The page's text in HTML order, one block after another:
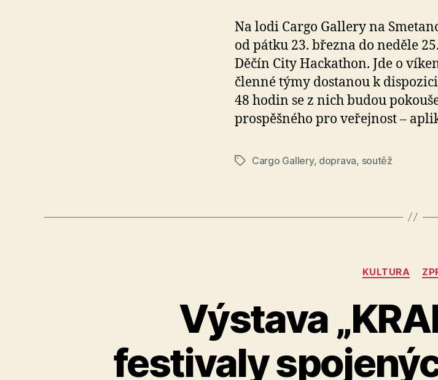
Na lodi Cargo Gallery na
od pátku 23. března do neděle
Děčín City Hackathon. Jde o
členné týmy dostanou k
48 hodin se z nich budou
prospěšného pro veřejnost –
ŠtítkyCargo Gallery, doprava, soutěž
KULTURA
Výstava
festivaly